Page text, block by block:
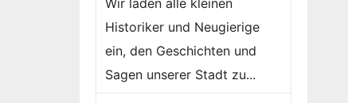
Wir laden alle kleinen
Historiker und Neugierige
ein, den Geschichten und
Sagen unserer Stadt zu...